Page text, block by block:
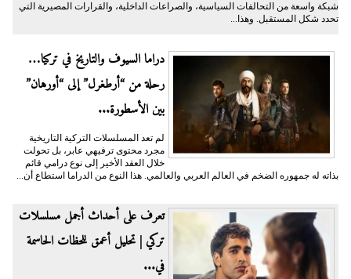
شبكة واسعة من التحالفات السياسية، والصراعات الداخلية، والقرارات المصيرية التي
تحدد شكل المستقبل. وهذا...
دراما السيوف والتاريخ في تركيا…
رحلة من “أرطغرل” إلى “أورهان”
بين الأسطورة...
لم تعد المسلسلات التركية التاريخية
مجرد محتوى ترفيهي عابر، بل تحولت
خلال العقد الأخير إلى نوع درامي قائم
بذاته له جمهوره الضخم في العالم العربي والعالمي. هذا النوع من الدراما استطاع أن...
تعرف على أحداث أجمل مسلسلات
تركي | تحليل أعمق للحظات الحاسمة
في...